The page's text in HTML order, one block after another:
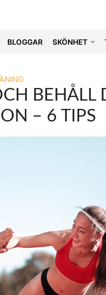
BLOGGAR SKÖNHET
BEHÅLL
– 6 TIPS